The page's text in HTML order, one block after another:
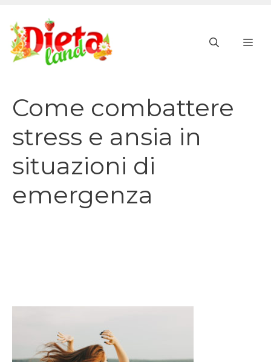
contenuto
Come combattere
stress e ansia in
situazioni di
emergenza